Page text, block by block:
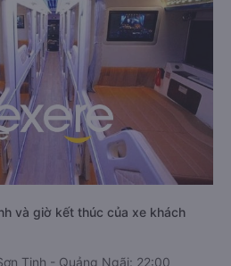
và giờ kết thúc của xe khách
Tịnh - Quảng Ngãi: 22:00